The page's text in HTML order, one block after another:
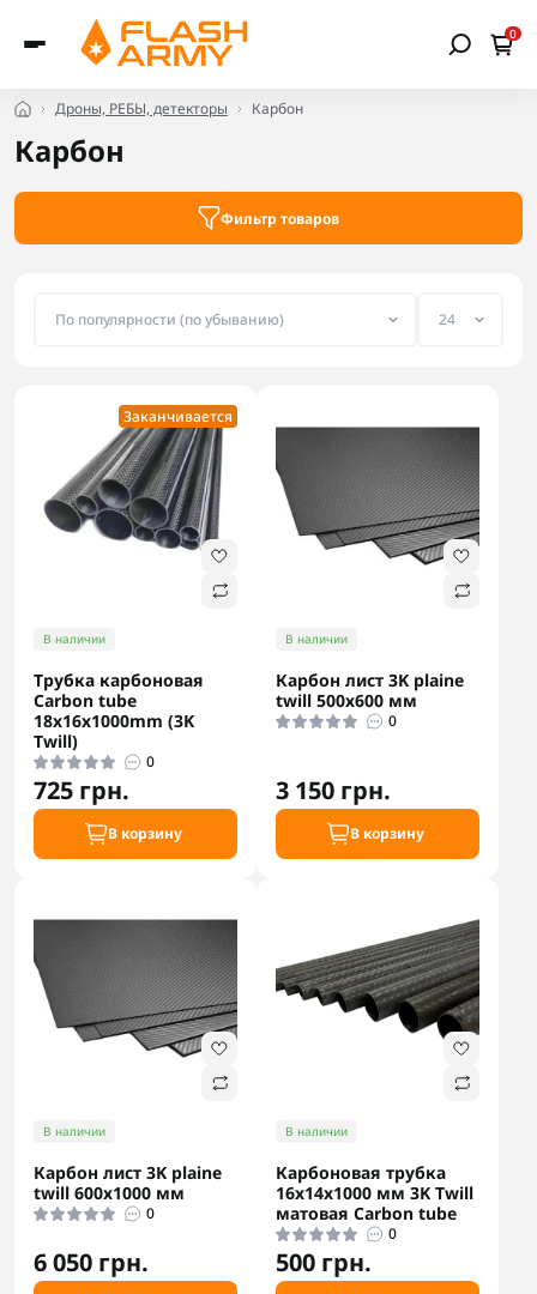
0
Дроны, РЕБЫ, детекторы Карбон
Карбон
Фильтр товаров
Заканчивается
В наличии
Трубка карбоновая
Carbon tube
18x16x1000mm (3K
Twill)
0
725 грн.
В корзину
В наличии
Карбон лист 3K plaine
twill 500х600 мм
0
3 150 грн.
В корзину
В наличии
Карбон лист 3K plaine
twill 600х1000 мм
0
6 050 грн.
В наличии
Карбоновая трубка
16x14x1000 мм 3K Twill
матовая Carbon tube
0
500 грн.